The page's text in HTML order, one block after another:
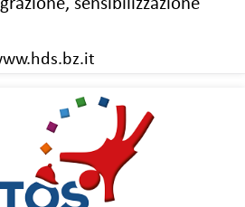
sensibilizzazione